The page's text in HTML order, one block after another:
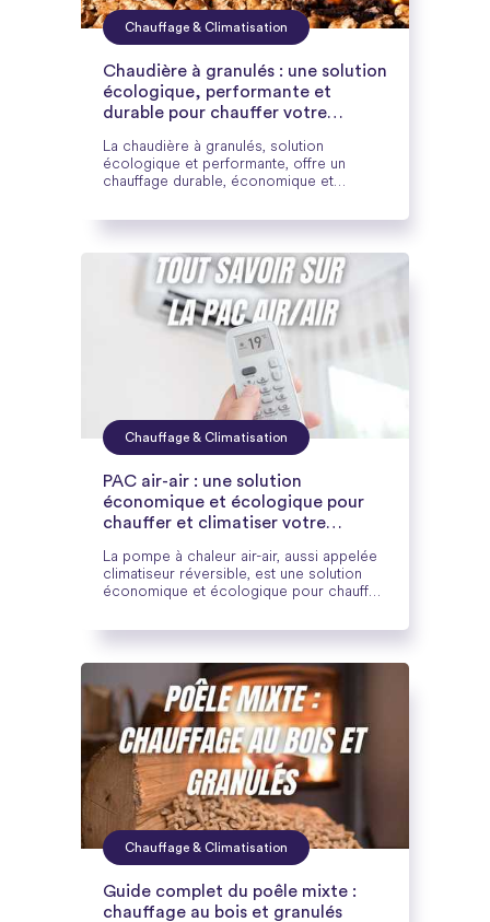
Chauffage & Climatisation
Chaudière à granulés : une solution
écologique, performante et
durable pour chauffer votre
La chaudière à granulés, solution
écologique et performante, offre un
chauffage durable, économique et
Cozynergy.
Chauffage & Climatisation
PAC air-air : une solution
économique et écologique pour
chauffer et climatiser votre
La pompe à chaleur air-air, aussi appelée
climatiseur réversible, est une solution
économique et écologique pour chauffer
l’installer et l’entretenir.
Chauffage & Climatisation
Guide complet du poêle mixte :
chauffage au bois et granulés